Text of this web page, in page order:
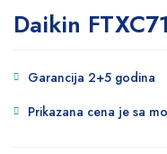
Daikin
Garancija 2+5 godina
Prikazana cena je sa